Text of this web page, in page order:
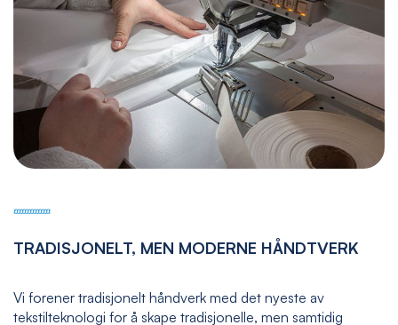
TRADISJONELT, MEN MODERNE HÅNDTVERK
Vi forener tradisjonelt håndverk med det nyeste av
tekstilteknologi for å skape tradisjonelle, men samtidig